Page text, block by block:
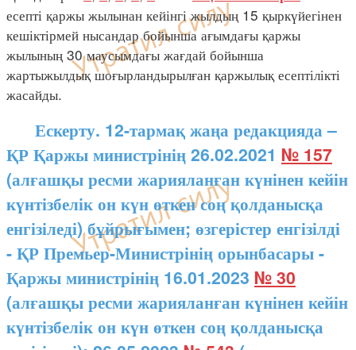
есепті қаржы жылынан кейінгі жылдың 15 қыркүйегінен
кешіктірмей нысандар бойынша ағымдағы қаржы
жылының 30 маусымдағы жағдай бойынша
жартыжылдық шоғырландырылған қаржылық есептілікті
жасайды.
Ескерту. 12-тармақ жаңа редакцияда –
ҚР Қаржы министрінің 26.02.2021 № 157
(алғашқы ресми жарияланған күнінен кейін
күнтізбелік он күн өткен соң қолданысқа
енгізіледі) бұйрығымен; өзгерістер енгізілді
- ҚР Премьер-Министрінің орынбасары -
Қаржы министрінің 16.01.2023 № 30
(алғашқы ресми жарияланған күнінен кейін
күнтізбелік он күн өткен соң қолданысқа